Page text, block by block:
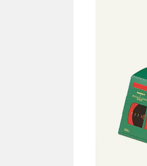
的独家“阿里
织、艺术家
怀的催化剂，